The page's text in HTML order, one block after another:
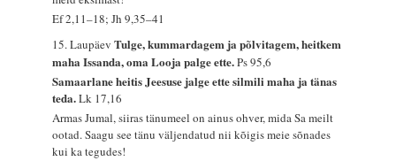
Ef 2,11–18; Jh 9,35–41
15. LaupäevTulge, kummardagem ja põlvitagem, heitkem
maha Issanda, oma Looja palge ette.Ps 95,6
Samaarlane heitis Jeesuse jalge ette silmili maha ja tänas
teda.Lk 17,16
Armas Jumal, siiras tänumeel on ainus ohver, mida Sa meilt
ootad. Saagu see tänu väljendatud nii kõigis meie sõnades
kui ka tegudes!